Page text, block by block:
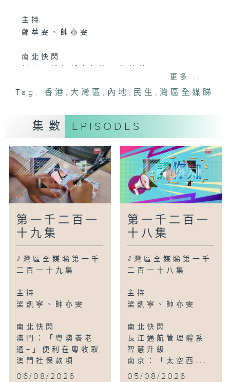
主持
鄭萃雯、帥亦雯
南北快閃
天津：機器人胃癌微創手術順利完成
惠州：環羅浮山文旅專線開車啦！
揚州：詩詞博物館開館
廣州：型！特警拍檔機器人巡邏
廣州：乘搭自動駕駛巴士領紀念車票
廣州：跟著電影遊廣州
灣區新里程
珠海：加速建造「天空之城」
合肥：人形機器人踏上國際賽場
中山：一灣清水引鳳還巢
蘇州：街角開出「心育課堂」
鳥瞰神州
清遠：漂流季來了！
更多...
Tag: 香港 , 大灣區 , 內地 , 民生 , 灣區全媒睇
集數 EPISODES
第一千二百一
十九集
#灣區全媒睇第一千
二百一十九集
主持
梁凱寧、帥亦雯
南北快閃
澳門：「粵澳養老
通+」便利在粵收取
澳門社保款項
...
06/08/2026
第一千二百一
十八集
#灣區全媒睇第一千
二百一十八集
主持
梁凱寧、帥亦雯
南北快閃
長江通航管理體系
智慧升級
南京：「太空西...
05/08/2026